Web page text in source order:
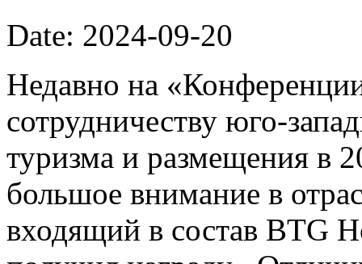
Date: 2024-09-20
Недавно на
сотрудничеству юго-
туризма и размещения в
большое внимание в
входящий в состав BTG